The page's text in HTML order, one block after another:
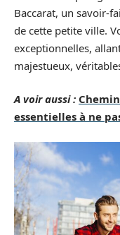
Baccarat, un savoir-
de cette petite ville.
exceptionnelles,
majestueux,
A voir aussi :
essentielles à ne